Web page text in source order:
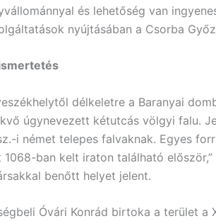
és lehetőség van
nyújtásában a Csorba
délkeletre a Baranyai
úgynevezett kétutcás völgyi falu.
i német telepes falvaknak. Egyes
1068-ban kelt iraton található
benőtt helyet jelent.
Óvári Konrád birtoka a terület a